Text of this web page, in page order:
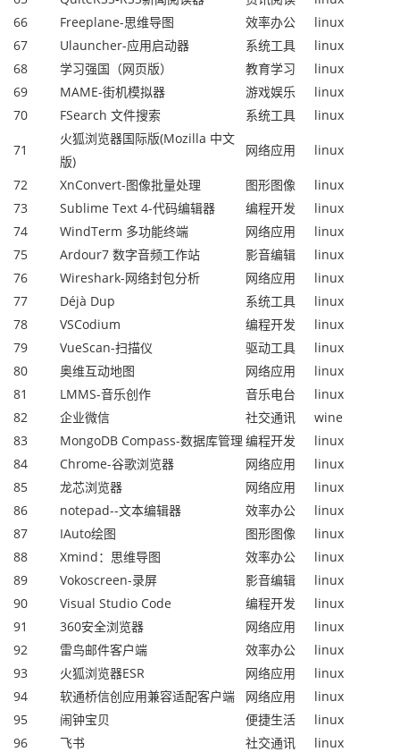
66
Freeplane-思维导图 效率办公
linux
67
Ulauncher-应用启动器 系统工具
linux
68
学习强国（网页版） 教育学习
linux
69
MAME-街机模拟器 游戏娱乐
linux
70
FSearch 文件搜索 系统工具 linux
71
火狐浏览器国际版(Mozilla 中文
版)
网络应用 linux
72 XnConvert-图像批量处理 图形图像
linux
73
Sublime Text 4-代码编辑器 编程开发
linux
74
WindTerm 多功能终端 网络应用
linux
75
Ardour7 数字音频工作站 影音编辑
linux
76
Wireshark-网络封包分析 网络应用
linux
77
Déjà Dup 系统工具
linux
78
VSCodium 编程开发
linux
79
VueScan-扫描仪 驱动工具
linux
80
奥维互动地图 网络应用
linux
81
LMMS-音乐创作 音乐电台
linux
82
企业微信 社交通讯
wine
83
MongoDB Compass-数据库管理 编程开发
linux
84
Chrome-谷歌浏览器 网络应用
linux
85
龙芯浏览器 网络应用
linux
86
notepad--文本编辑器 效率办公
linux
87
IAuto绘图 图形图像
linux
88
Xmind：思维导图 效率办公
linux
89
Vokoscreen-录屏 影音编辑
linux
90
Visual Studio Code 编程开发
linux
91
360安全浏览器 网络应用
linux
92
雷鸟邮件客户端 效率办公
linux
93
火狐浏览器ESR 网络应用
linux
94
软通桥信创应用兼容适配客户端 网络应用
linux
95
闹钟宝贝 便捷生活
linux
96
飞书 社交通讯
linux